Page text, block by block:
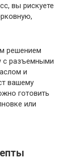
вы рискуете
решением
с разъемными
и
вашему
готовить
или